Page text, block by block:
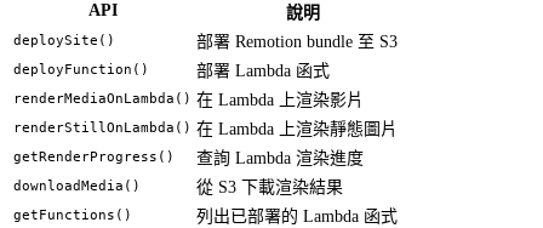
API 說明
deploySite() 部署 Remotion bundle 至 S3
deployFunction() 部署 Lambda 函式
renderMediaOnLambda() 在 Lambda 上渲染影片
renderStillOnLambda() 在 Lambda 上渲染靜態圖片
getRenderProgress() 查詢 Lambda 渲染進度
downloadMedia() 從 S3 下載渲染結果
getFunctions() 列出已部署的 Lambda 函式